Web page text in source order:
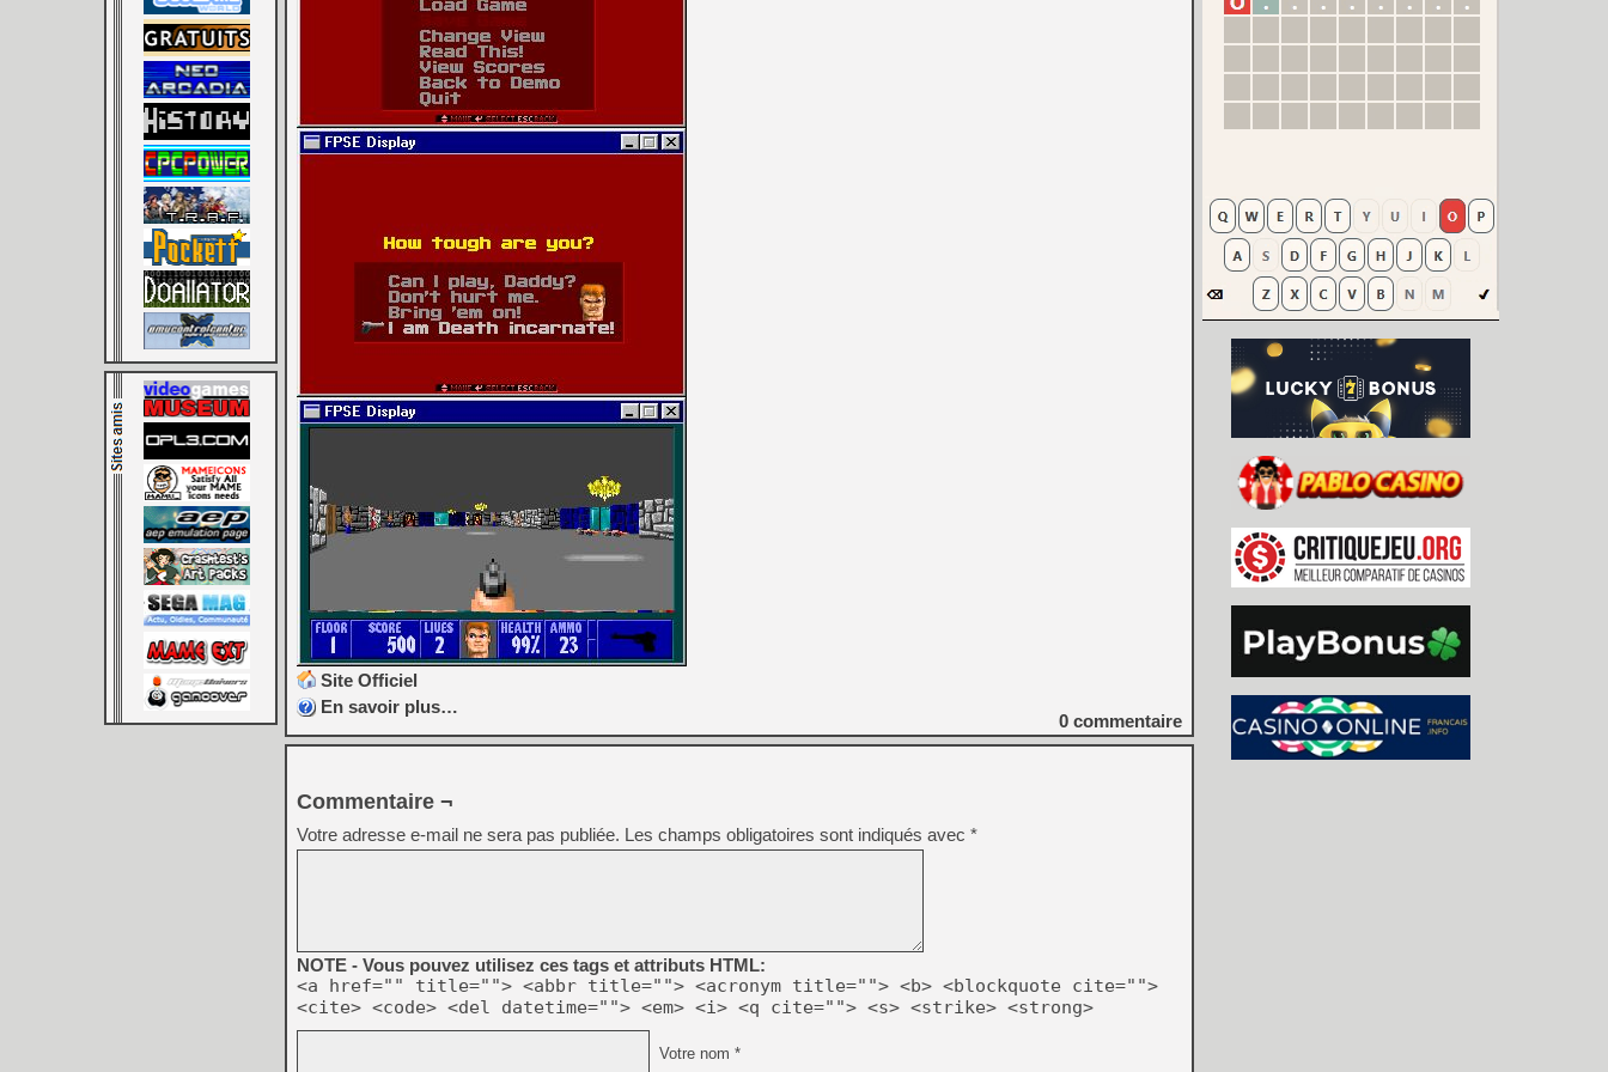
Site Officiel
En savoir plus…
0 commentaire
Commentaire ¬
Votre adresse e-mail ne sera pas publiée. Les champs obligatoires sont indiqués avec *
NOTE - Vous pouvez utilisez ces tags et attributs HTML:
<a href="" title=""> <abbr title=""> <acronym title=""> <b> <blockquote cite="">
<cite> <code> <del datetime=""> <em> <i> <q cite=""> <s> <strike> <strong>
Votre nom *